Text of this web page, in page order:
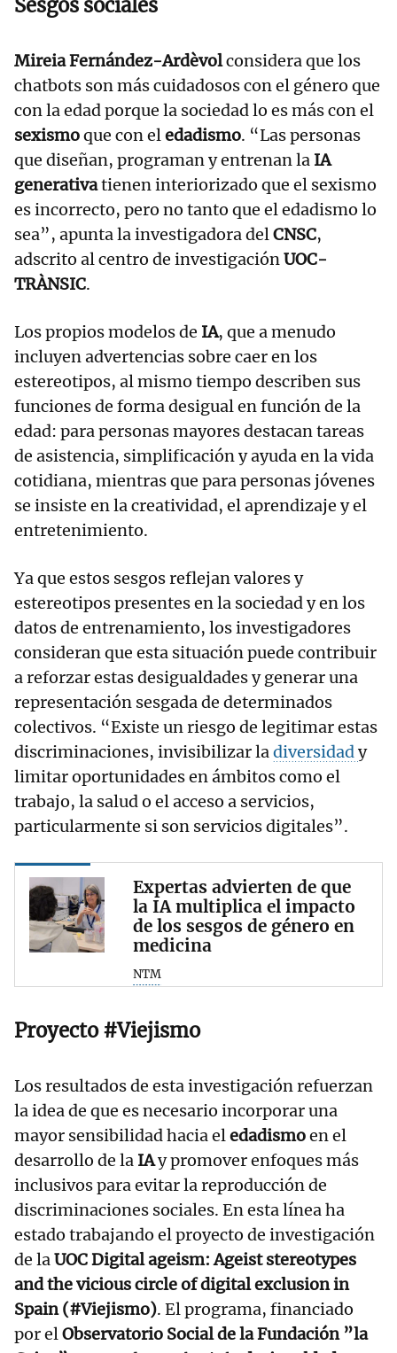
Sesgos sociales
Mireia Fernández-Ardèvolconsidera que los
chatbots son más cuidadosos con el género que
con la edad porque la sociedad lo es más con el
sexismoque con eledadismo. “Las personas
que diseñan, programan y entrenan la IA
generativatienen interiorizado que el sexismo
es incorrecto, pero no tanto que el edadismo lo
sea”, apunta la investigadora delCNSC,
adscrito al centro de investigaciónUOC-
TRÀNSIC.
Los propios modelos de IA, que a menudo
incluyen advertencias sobre caer en los
estereotipos, al mismo tiempo describen sus
funciones de forma desigual en función de la
edad: para personas mayores destacan tareas
de asistencia, simplificación y ayuda en la vida
cotidiana, mientras que para personas jóvenes
se insiste en la creatividad, el aprendizaje y el
entretenimiento.
Ya que estos sesgos reflejan valores y
estereotipos presentes en la sociedad y en los
datos de entrenamiento, los investigadores
consideran que esta situación puede contribuir
a reforzar estas desigualdades y generar una
representación sesgada de determinados
colectivos. “Existe un riesgo de legitimar estas
discriminaciones, invisibilizar ladiversidady
limitar oportunidades en ámbitos como el
trabajo, la salud o el acceso a servicios,
particularmente si son servicios digitales”.
Expertas advierten de que
la IA multiplica el impacto
de los sesgos de género en
medicina
NTM
Proyecto #Viejismo
Los resultados de esta investigación refuerzan
la idea de que es necesario incorporar una
mayor sensibilidad hacia eledadismoen el
desarrollo de la IAy promover enfoques más
inclusivos para evitar la reproducción de
discriminaciones sociales. En esta línea ha
estado trabajando el proyecto de investigación
de laUOCDigital ageism: Ageist stereotypes
and the vicious circle of digital exclusion in
Spain (#Viejismo). El programa, financiado
por elObservatorio Social de la Fundación ”la